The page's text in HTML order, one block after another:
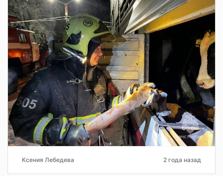
Ксения Лебедева 2 года назад